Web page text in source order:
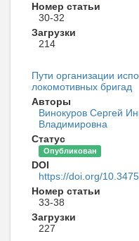
Номер статьи
30-32
Загрузки
214
Пути организации
локомотивных бригад
Авторы
Винокуров Сергей
Владимировна
Статус
Опубликован
DOI
https://doi.org/
Номер статьи
33-38
Загрузки
227